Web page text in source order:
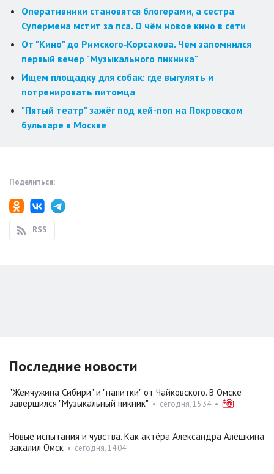
Оперативники становятся блогерами, а сестра
Супермена мстит за пса. О чём новое кино в сети
От "Кино" до Римского‑Корсакова. Чем запомнился
первый вечер "Музыкального пикника"
Ищем площадку для собак: где выгулять и
потренировать питомца
"Пятый театр" зажёг под кей-поп на Покровском
бульваре в Москве
Поделиться:
RSS
Последние новости
"Жемчужина Сибири" и "напитки" от Чайковского. В Омске
завершился "Музыкальный пикник" • сегодня, 15:34•
Новые испытания и чувства. Как актёра Александра Алёшкина
закалил Омск • сегодня, 14:04